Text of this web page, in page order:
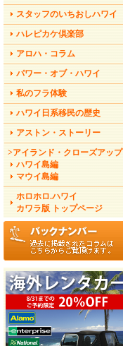
スタッフのいちおしハワイ
ハレピカケ倶楽部
アロハ・コラム
パワー・オブ・ハワイ
私のフラ体験
ハワイ日系移民の歴史
アストン・ストーリー
>アイランド・クローズアップ
ハワイ島編
マウイ島編
ホロホロ.ハワイ
カワラ版 トップページ